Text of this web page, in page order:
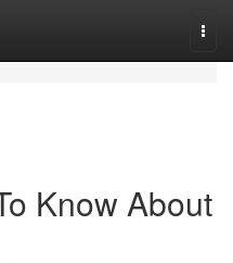
Know About